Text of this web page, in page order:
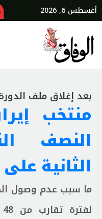
أغسطس 6, 2026
بعد إغلاق ملف الدورة 18 لأمم آسيا بكرة
منتخب
النصف
الثانية
ما سبب عدم وصول